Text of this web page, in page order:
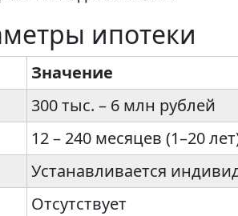
ипотеки
Значение
300 тыс. – 6 млн рублей
12 – 240 месяцев (1–20
Устанавливается
Отсутствует